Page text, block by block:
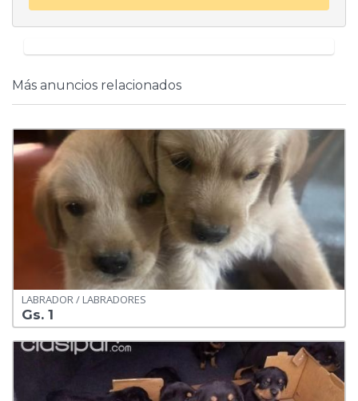
Más anuncios relacionados
LABRADOR / LABRADORES
Gs. 1